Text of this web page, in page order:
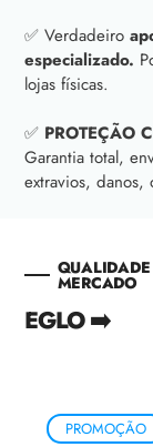
✅ Verdadeiro
especializado.
lojas físicas.
✅ PROTEÇÃO
Garantia total,
extravios, danos,
MERCADO
EGLO ➡️
PROMOÇÃO